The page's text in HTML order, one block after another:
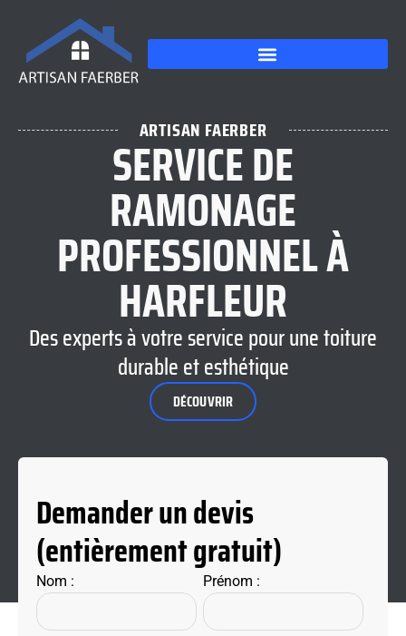
ARTISAN FAERBER
SERVICE DE
RAMONAGE
PROFESSIONNEL À
HARFLEUR
Des experts à votre service pour une toiture
durable et esthétique
DÉCOUVRIR
Demander un devis
(entièrement gratuit)
Nom : Prénom :